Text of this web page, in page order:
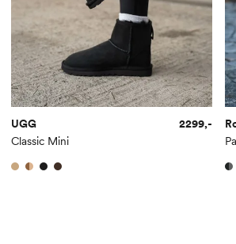
UGG
Classic Mini
2299,-